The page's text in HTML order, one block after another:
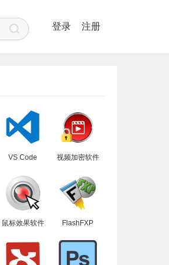
登录 注册
VS Code 视频加密软件
鼠标效果软件 FlashFXP